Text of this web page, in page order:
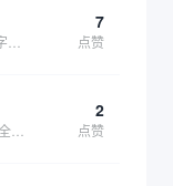
7
点赞
2
点赞